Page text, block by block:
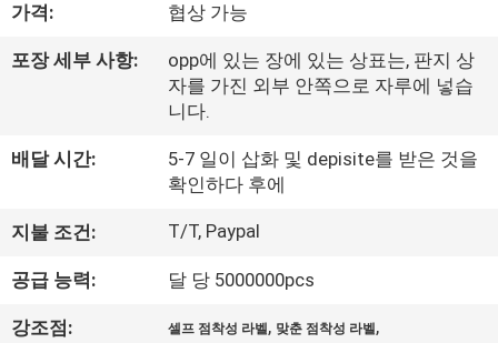
여
장
행
품
가격: 협상 가능
포장 세부 사항:
opp에 있는 장에 있는 상표는, 판지 상
자를 가진 외부 안쪽으로 자루에 넣습
니다.
배달 시간:
5-7 일이 삽화 및 depisite를 받은 것을
확인하다 후에
지불 조건: T/T, Paypal
공급 능력: 달 당 5000000pcs
강조점: 셀프 점착성 라벨, 맞춘 점착성 라벨,